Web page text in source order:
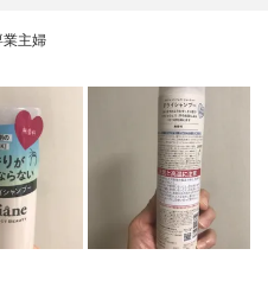
業主婦